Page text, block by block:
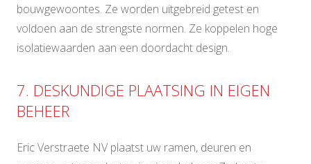
bouwgewoontes. Ze worden uitgebreid getest en
voldoen aan de strengste normen. Ze koppelen hoge
isolatiewaarden aan een doordacht design.
7. DESKUNDIGE PLAATSING IN EIGEN
BEHEER
Eric Verstraete NV plaatst uw ramen, deuren en